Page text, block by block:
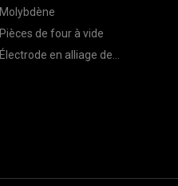
Molybdène
Pièces de four à vide
Électrode en alliage de